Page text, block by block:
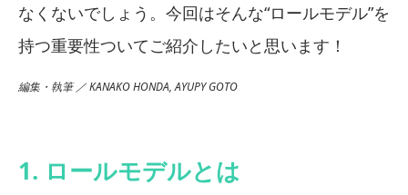
なくないでしょう。今回はそんな“ロールモデル”を
持つ重要性ついてご紹介したいと思います！
編集・執筆 ／ KANAKO HONDA, AYUPY GOTO
1. ロールモデルとは